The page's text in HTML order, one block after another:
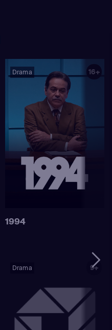
Drama 16+
1994
Drama 9+